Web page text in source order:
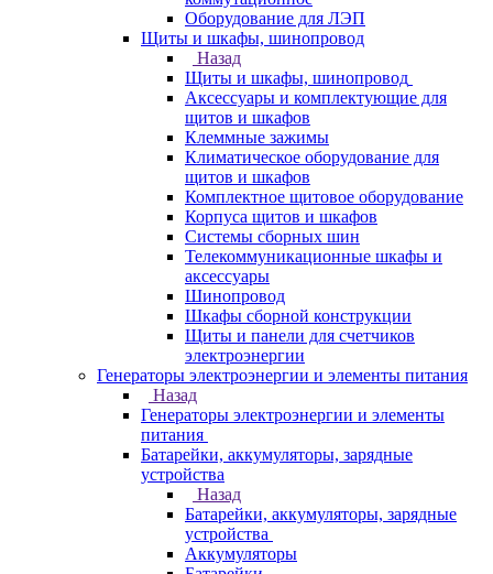
Оборудование для ЛЭП
Щиты и шкафы, шинопровод
Назад
Щиты и шкафы, шинопровод
Аксессуары и комплектующие для
щитов и шкафов
Клеммные зажимы
Климатическое оборудование для
щитов и шкафов
Комплектное щитовое оборудование
Корпуса щитов и шкафов
Системы сборных шин
Телекоммуникационные шкафы и
аксессуары
Шинопровод
Шкафы сборной конструкции
Щиты и панели для счетчиков
электроэнергии
Генераторы электроэнергии и элементы питания
Назад
Генераторы электроэнергии и элементы
питания
Батарейки, аккумуляторы, зарядные
устройства
Назад
Батарейки, аккумуляторы, зарядные
устройства
Аккумуляторы